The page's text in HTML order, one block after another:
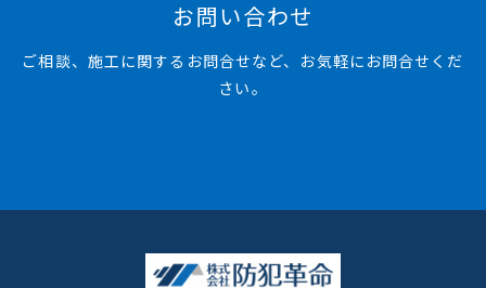
お問い合わせ
ご相談、施工に関するお問合せなど、お気軽にお問合せくだ
さい。